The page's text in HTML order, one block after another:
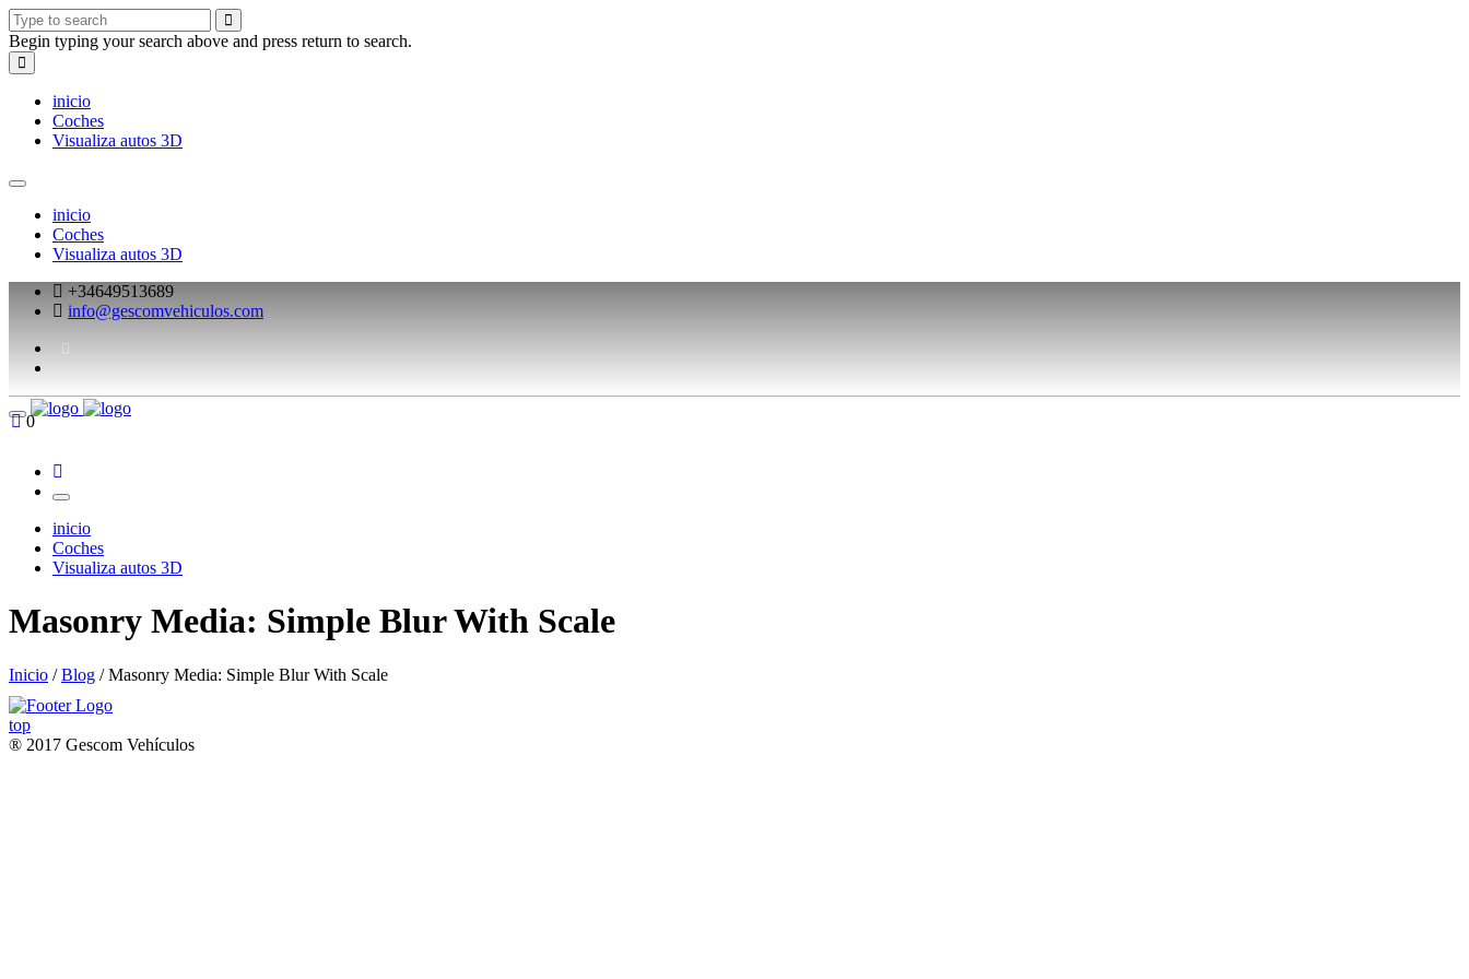
Begin typing your search above and press return to search.
inicio
Coches
Visualiza autos 3D
inicio
Coches
Visualiza autos 3D
+34649513689
info@gescomvehiculos.com
0
inicio
Coches
Visualiza autos 3D
Masonry Media: Simple Blur With Scale
Inicio /Blog / Masonry Media: Simple Blur With Scale
top
® 2017 Gescom Vehículos